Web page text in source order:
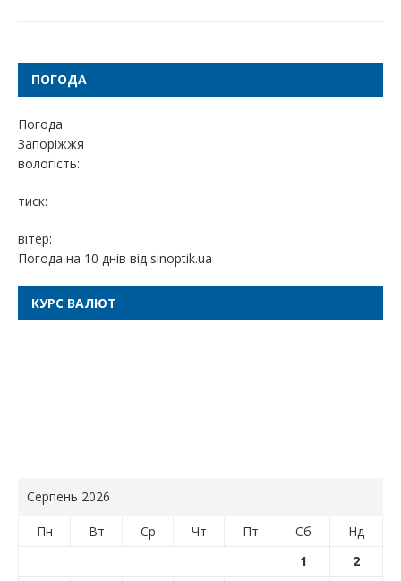
ПОГОДА
Погода
Запоріжжя
вологість:
тиск:
вітер:
Погода на 10 днів від sinoptik.ua
КУРС ВАЛЮТ
Серпень 2026
Пн Вт Ср Чт Пт Сб
Нд
1
2